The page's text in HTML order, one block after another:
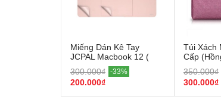
Miếng Dán Kê Tay
JCPAL Macbook 12 (
Rose Gold)
300.000₫ -33%
200.000₫
Túi Xách
Cấp
350.000₫
300.000₫